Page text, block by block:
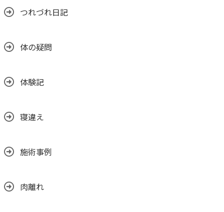
つれづれ日記
体の疑問
体験記
寝違え
施術事例
肉離れ